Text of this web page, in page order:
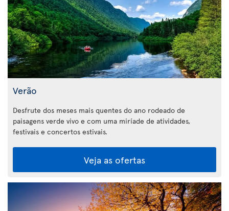
Verão
Desfrute dos meses mais quentes do ano rodeado de
paisagens verde vivo e com uma miríade de atividades,
festivais e concertos estivais.
Veja as ofertas